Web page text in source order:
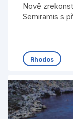
Nově
Semiramis s
Rhodos